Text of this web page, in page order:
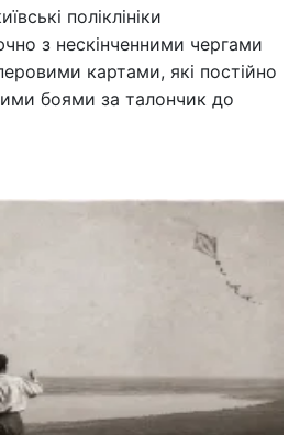
поліклініки
з нескінченними чергами
картами, які постійно
боями за талончик до